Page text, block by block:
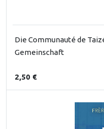
Die Communauté de
Gemeinschaft
2,50 €